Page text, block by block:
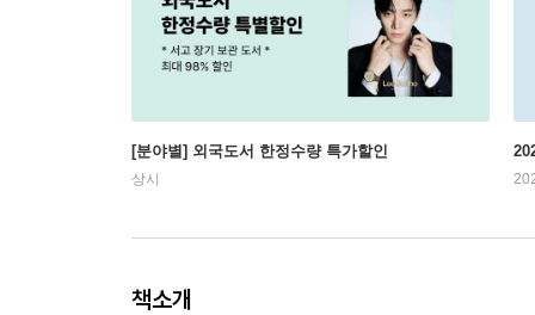
[분야별] 외국도서 한정수량 특가할인
상시
책소개